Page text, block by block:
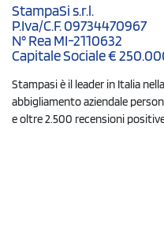
StampaSi s.r.l.
P.Iva/C.F. 09734470967
N° Rea MI-2110632
Capitale Sociale €
Stampasi è il leader in Italia
abbigliamento aziendale
e oltre 2.500 recensioni